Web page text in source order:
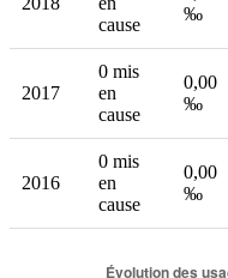
cause
‰
2017
0 mis
en
cause
0,00
‰
2016
0 mis
en
cause
0,00
‰